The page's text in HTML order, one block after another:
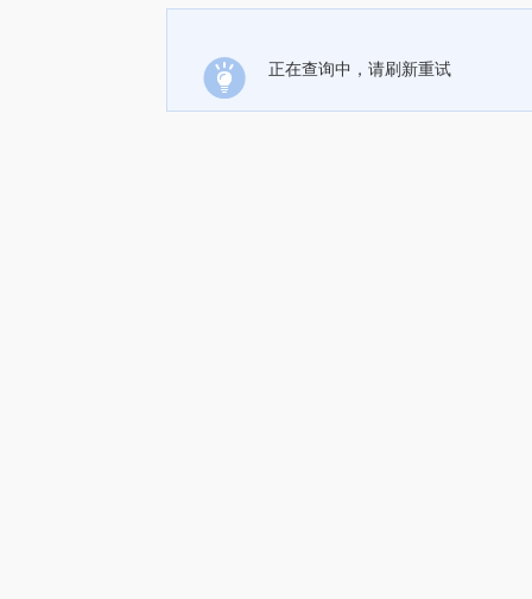
正在查询中，请刷新重试